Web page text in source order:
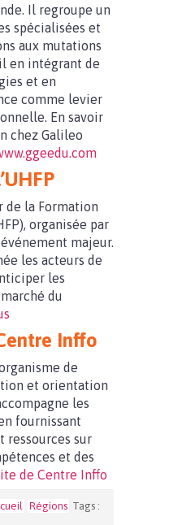
Il regroupe un
spécialisées et
aux mutations
en intégrant de
et en
comme levier
En savoir
chez Galileo
de la Formation
organisée par
majeur.
les acteurs de
les
du
Inffo
de
et orientation
les
fournissant
ressources sur
et des
de Centre Inffo
Régions Tags :